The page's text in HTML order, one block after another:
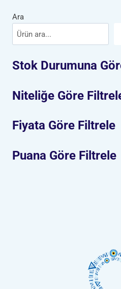
Ara
Stok Durumuna
Niteliğe Göre
Fiyata Göre Filtrele
Puana Göre Filtrele